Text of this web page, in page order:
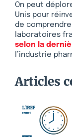
On peut
Unis pour
de
laboratoires
selon la
l’industrie
Articles